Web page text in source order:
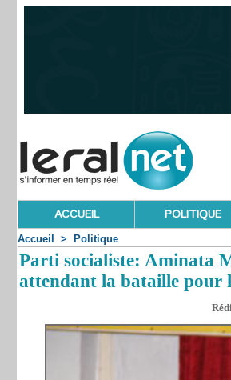
ACCUEIL POLITIQUE
Accueil > Politique
Parti socialiste: Aminata
attendant la bataille pour